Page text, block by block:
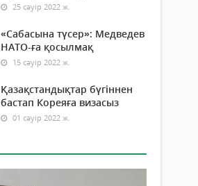
25 сәуір 2022 ж.
«Сабасына түсер»: Медведев
НАТО-ға қосылмақ
15 сәуір 2022 ж.
Қазақстандықтар бүгіннен
бастап Кореяға визасыз
01 сәуір 2022 ж.